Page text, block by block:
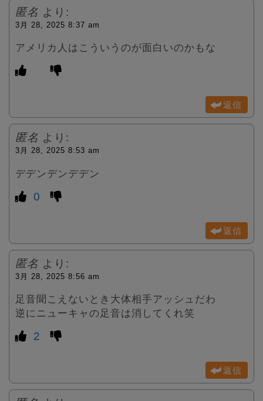
匿名 より:
3月 28, 2025 8:37 am
アメリカ人はこういうのが面白いのかもな
返信
匿名 より:
3月 28, 2025 8:53 am
デデンデンデデン
0
返信
匿名 より:
3月 28, 2025 8:56 am
足音聞こえないとき大体相手アッシュだわ
逆にニューキャの足音は消してくれ笑
2
返信